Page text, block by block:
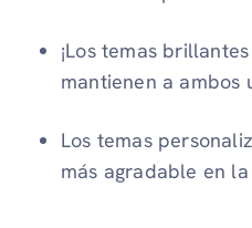
¡Los temas
mantienen a ambos
Los temas
más agradable en